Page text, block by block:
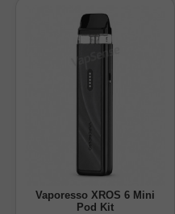
Vaporesso XROS 6 Mini
Pod Kit